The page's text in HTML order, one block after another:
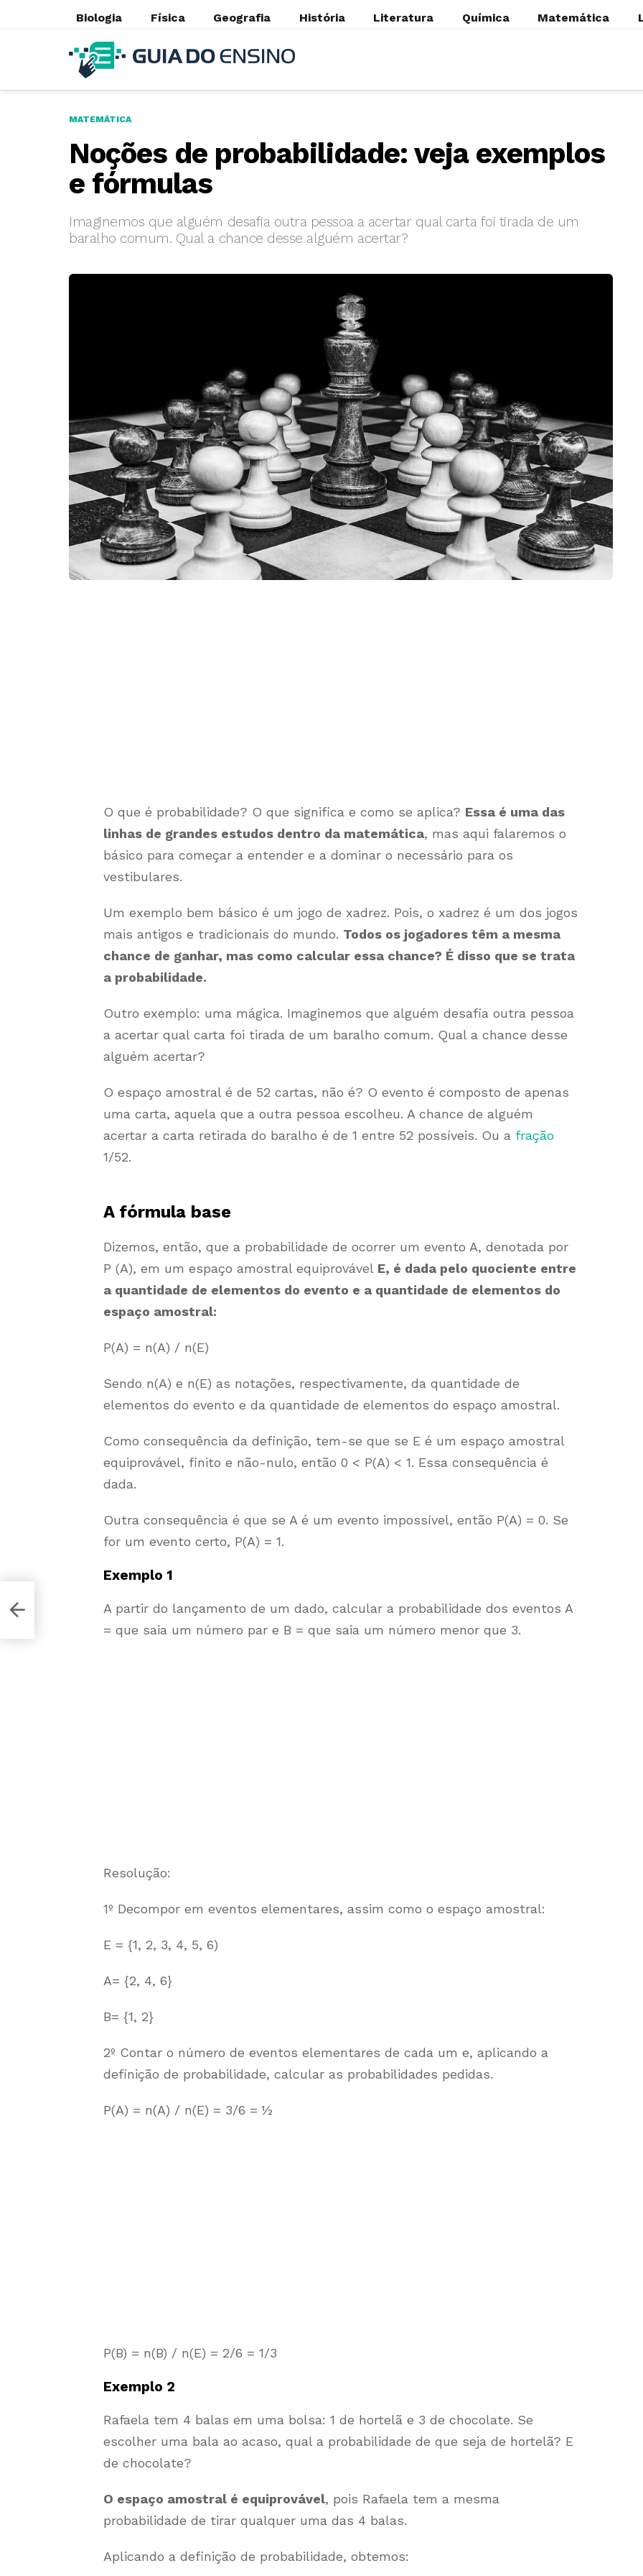
Biologia Física Geografia História Literatura Química Matemática
MATEMÁTICA
Noções de probabilidade: veja exemplos
e fórmulas
Imaginemos que alguém desafia outra pessoa a acertar qual carta foi tirada de um
baralho comum. Qual a chance desse alguém acertar?
O que é probabilidade? O que significa e como se aplica? Essa é uma das
linhas de grandes estudos dentro da matemática, mas aqui falaremos o
básico para começar a entender e a dominar o necessário para os
vestibulares.
Um exemplo bem básico é um jogo de xadrez. Pois, o xadrez é um dos jogos
mais antigos e tradicionais do mundo. Todos os jogadores têm a mesma
chance de ganhar, mas como calcular essa chance? É disso que se trata
a probabilidade.
Outro exemplo: uma mágica. Imaginemos que alguém desafia outra pessoa
a acertar qual carta foi tirada de um baralho comum. Qual a chance desse
alguém acertar?
O espaço amostral é de 52 cartas, não é? O evento é composto de apenas
uma carta, aquela que a outra pessoa escolheu. A chance de alguém
acertar a carta retirada do baralho é de 1 entre 52 possíveis. Ou a fração
1/52.
A fórmula base
Dizemos, então, que a probabilidade de ocorrer um evento A, denotada por
P (A), em um espaço amostral equiprovável E, é dada pelo quociente entre
a quantidade de elementos do evento e a quantidade de elementos do
espaço amostral:
P(A) = n(A) / n(E)
Sendo n(A) e n(E) as notações, respectivamente, da quantidade de
elementos do evento e da quantidade de elementos do espaço amostral.
Como consequência da definição, tem-se que se E é um espaço amostral
equiprovável, finito e não-nulo, então 0 < P(A) < 1. Essa consequência é
dada.
Outra consequência é que se A é um evento impossível, então P(A) = 0. Se
for um evento certo, P(A) = 1.
Exemplo 1
A partir do lançamento de um dado, calcular a probabilidade dos eventos A
= que saia um número par e B = que saia um número menor que 3.
Resolução:
1º Decompor em eventos elementares, assim como o espaço amostral:
E = {1, 2, 3, 4, 5, 6)
A= {2, 4, 6}
B= {1, 2}
2º Contar o número de eventos elementares de cada um e, aplicando a
definição de probabilidade, calcular as probabilidades pedidas.
P(A) = n(A) / n(E) = 3/6 = ½
P(B) = n(B) / n(E) = 2/6 = 1/3
Exemplo 2
Rafaela tem 4 balas em uma bolsa: 1 de hortelã e 3 de chocolate. Se
escolher uma bala ao acaso, qual a probabilidade de que seja de hortelã? E
de chocolate?
O espaço amostral é equiprovável, pois Rafaela tem a mesma
probabilidade de tirar qualquer uma das 4 balas.
Aplicando a definição de probabilidade, obtemos: